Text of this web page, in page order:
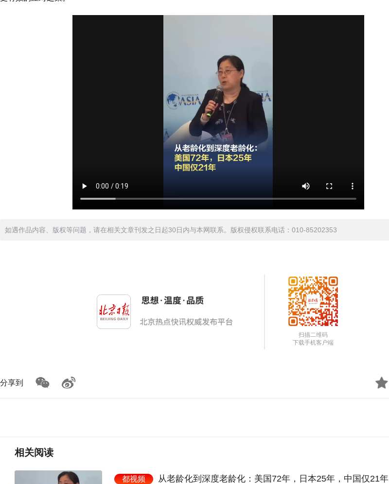
如遇作品内容、版权等问题，请在相关文章刊发之日起30日内与本网联系。版权侵权联系电话：010-85202353
扫描二维码
下载手机客户端
分享到
相关阅读
都视频 从老龄化到深度老龄化：美国72年，日本25年，中国仅21年